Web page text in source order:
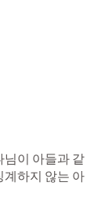
님이 아들과 같
계하지 않는 아